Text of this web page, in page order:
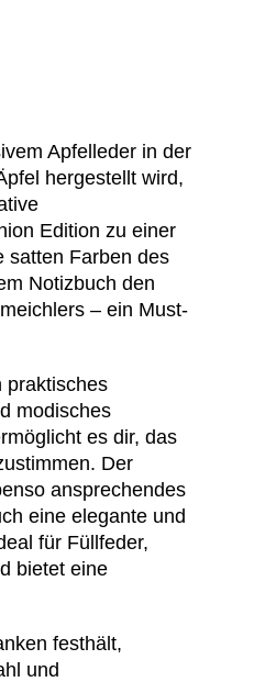
Apfelleder in der
hergestellt wird,
Edition zu einer
satten Farben des
Notizbuch den
– ein Must-
praktisches
modisches
es dir, das
Der
ansprechendes
eine elegante und
für Füllfeder,
bietet eine
festhält,
und